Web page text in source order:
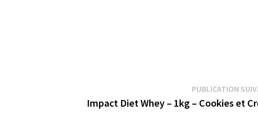
PUBLICATION
Impact Diet Whey – 1kg – Cookies et